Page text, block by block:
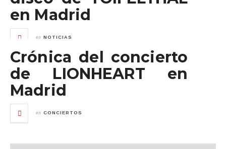
en Madrid
en NOTICIAS
Crónica del concierto
de LIONHEART en
Madrid
en CONCIERTOS